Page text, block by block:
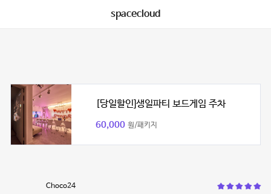
spacecloud
[당일할인]생일파티 보드게임 주차
60,000 원/패키지
Choco24